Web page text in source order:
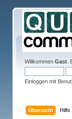
Willkommen Gast.
Einloggen mit
Übersicht Hilfe